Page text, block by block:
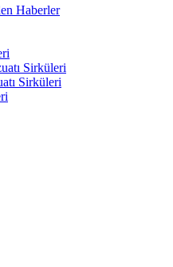
Haberler
Sirküleri
Sirküleri